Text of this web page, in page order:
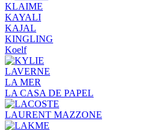
KLAIME
KAYALI
KAJAL
KINGLING
Koelf
LAVERNE
LA MER
LA CASA DE PAPEL
LAURENT MAZZONE